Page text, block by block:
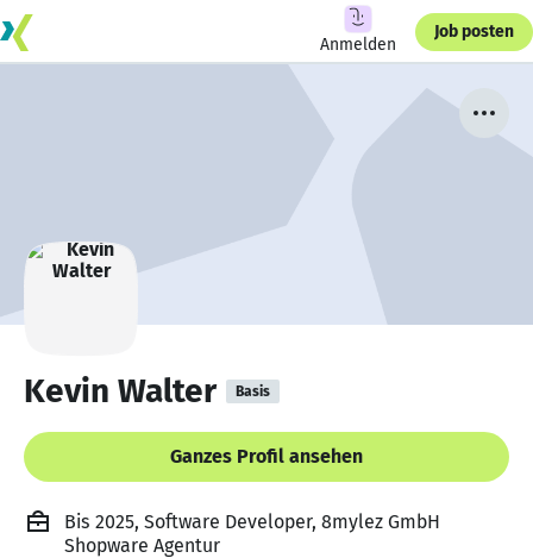
Anmelden
Job posten
Kevin Walter Basis
Ganzes Profil ansehen
Bis 2025, Software Developer, 8mylez GmbH
Shopware Agentur